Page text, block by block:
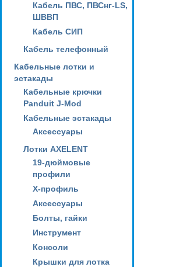
Кабель ПВС, ПВСнг-LS,
ШВВП
Кабель СИП
Кабель телефонный
Кабельные лотки и
эстакады
Кабельные крючки
Panduit J-Mod
Кабельные эстакады
Аксессуары
Лотки AXELENT
19-дюймовые
профили
X-профиль
Аксессуары
Болты, гайки
Инструмент
Консоли
Крышки для лотка